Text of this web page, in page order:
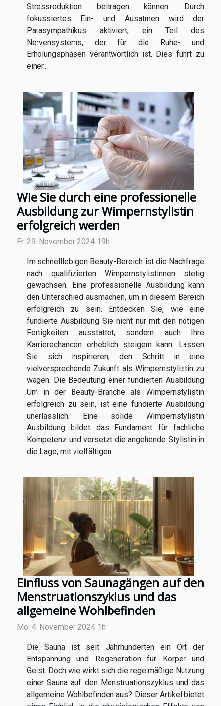
Stressreduktion beitragen können. Durch
fokussiertes Ein- und Ausatmen wird der
Parasympathikus aktiviert, ein Teil des
Nervensystems, der für die Ruhe- und
Erholungsphasen verantwortlich ist. Dies führt zu
einer...
Wie Sie durch eine professionelle
Ausbildung zur Wimpernstylistin
erfolgreich werden
Fr. 29. November 2024 19h
Im schnelllebigen Beauty-Bereich ist die Nachfrage
nach qualifizierten Wimpernstylistinnen stetig
gewachsen. Eine professionelle Ausbildung kann
den Unterschied ausmachen, um in diesem Bereich
erfolgreich zu sein. Entdecken Sie, wie eine
fundierte Ausbildung Sie nicht nur mit den nötigen
Fertigkeiten ausstattet, sondern auch Ihre
Karrierechancen erheblich steigern kann. Lassen
Sie sich inspirieren, den Schritt in eine
vielversprechende Zukunft als Wimpernstylistin zu
wagen. Die Bedeutung einer fundierten Ausbildung
Um in der Beauty-Branche als Wimpernstylistin
erfolgreich zu sein, ist eine fundierte Ausbildung
unerlässlich. Eine solide Wimpernstylistin
Ausbildung bildet das Fundament für fachliche
Kompetenz und versetzt die angehende Stylistin in
die Lage, mit vielfältigen...
Einfluss von Saunagängen auf den
Menstruationszyklus und das
allgemeine Wohlbefinden
Mo. 4. November 2024 1h
Die Sauna ist seit Jahrhunderten ein Ort der
Entspannung und Regeneration für Körper und
Geist. Doch wie wirkt sich die regelmäßige Nutzung
einer Sauna auf den Menstruationszyklus und das
allgemeine Wohlbefinden aus? Dieser Artikel bietet